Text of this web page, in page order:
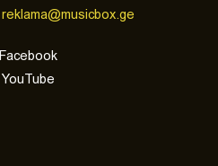
reklama@musicbox.ge
Facebook
YouTube